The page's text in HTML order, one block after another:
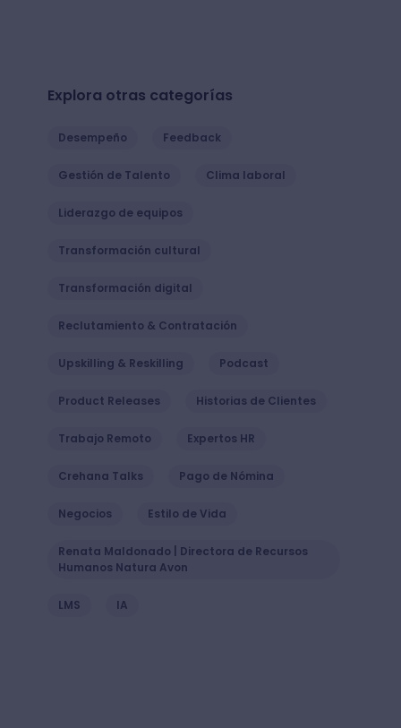
Explora otras categorías
Desempeño Feedback
Gestión de Talento Clima laboral
Liderazgo de equipos
Transformación cultural
Transformación digital
Reclutamiento & Contratación
Upskilling & Reskilling Podcast
Product Releases Historias de Clientes
Trabajo Remoto Expertos HR
Crehana Talks Pago de Nómina
Negocios Estilo de Vida
Renata Maldonado | Directora de Recursos
Humanos Natura Avon
LMS IA